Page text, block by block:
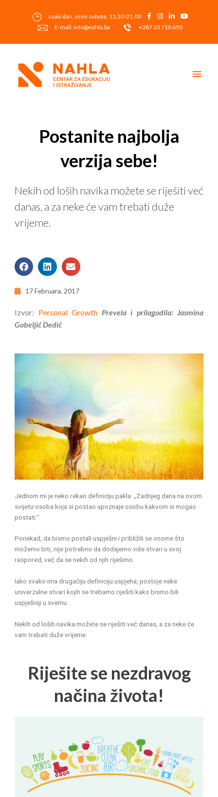
svaki dan, osim subote, 11.30-21.00
E-mail: info@nahla.ba
+387 33 710 650
Postanite najbolja
verzija sebe!
Nekih od loših navika možete se riješiti već
danas, a za neke će vam trebati duže
vrijeme.
17 Februara, 2017
Izvor: Personal Growth Prevela i prilagodila: Jasmina
Gobeljić Dedić
Jednom mi je neko rekao definiciju pakla: „Zadnjeg dana na ovom
svijetu osoba koja si postao upoznaje osobu kakvom si mogao
postati.“
Ponekad, da bismo postali uspješni i približili se onome što
možemo biti, nije potrebno da dodajemo više stvari u svoj
raspored, već da se nekih od njih riješimo.
Iako svako ima drugačiju definiciju uspjeha, postoje neke
univerzalne stvari kojih se trebamo riješiti kako bismo bili
uspješniji u svemu.
Nekih od loših navika možete se riješiti već danas, a za neke će
vam trebati duže vrijeme.
Riješite se nezdravog
načina života!